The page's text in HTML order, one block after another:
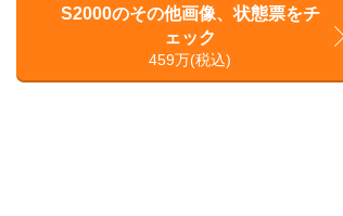
S2000のその他画像、状態票をチ
ェック
459万(税込)